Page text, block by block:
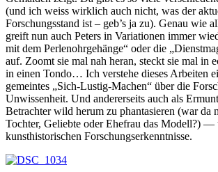
(und ich weiss wirklich auch nicht, was der
Forschungsstand ist – geb’s ja zu). Genau wie
greift nun auch Peters in Variationen immer
mit dem Perlenohrgehänge“ oder die
auf. Zoomt sie mal nah heran, steckt sie mal in
in einen Tondo… Ich verstehe dieses Arbeiten
gemeintes „Sich-Lustig-Machen“ über die
Unwissenheit. Und andererseits auch als
Betrachter wild herum zu phantasieren (war da
Tochter, Geliebte oder Ehefrau das Modell?) —
kunsthistorischen Forschungserkenntnisse.